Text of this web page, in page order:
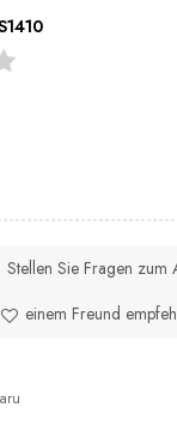
Stellen Sie Fragen zum
einem Freund